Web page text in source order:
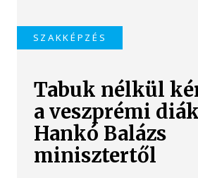
SZAKKÉPZÉS
Tabuk nélkül
a veszprémi
Hankó Balázs
minisztertől